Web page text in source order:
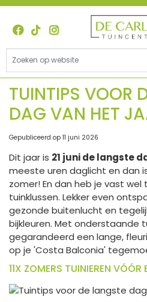
G
TUINTIPS VOOR
DAG VAN HET
Gepubliceerd op 11 juni 2026
Dit jaar is 21 juni de langste
meeste uren daglicht en dan
zomer! En dan heb je vast
tuinklussen. Lekker even
gezonde buitenlucht en
bijkleuren. Met onderstaande
gegarandeerd een lange,
op je 'Costa Balconia'
11X ZOMERS TUINIEREN VÓÓR